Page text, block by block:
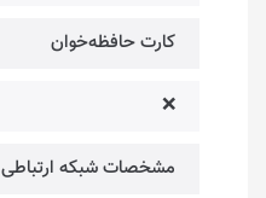
کارت حافظه‌خوان
❌
مشخصات شبکه ارتباطی